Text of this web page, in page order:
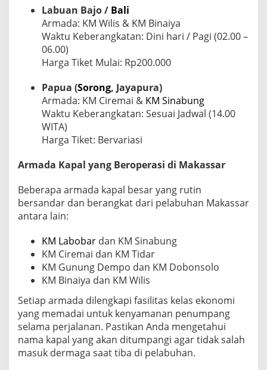
a
h
u
Labuan Bajo / Bali
Armada: KM Wilis & KM Binaiya
Waktu Keberangkatan: Dini hari / Pagi (02.00 –
06.00)
Harga Tiket Mulai: Rp200.000
Papua (Sorong, Jayapura)
Armada: KM Ciremai & KM Sinabung
Waktu Keberangkatan: Sesuai Jadwal (14.00
WITA)
Harga Tiket: Bervariasi
Armada Kapal yang Beroperasi di Makassar
Beberapa armada kapal besar yang rutin
bersandar dan berangkat dari pelabuhan Makassar
antara lain:
KM Labobar dan KM Sinabung
KM Ciremai dan KM Tidar
KM Gunung Dempo dan KM Dobonsolo
KM Binaiya dan KM Wilis
Setiap armada dilengkapi fasilitas kelas ekonomi
yang memadai untuk kenyamanan penumpang
selama perjalanan. Pastikan Anda mengetahui
nama kapal yang akan ditumpangi agar tidak salah
masuk dermaga saat tiba di pelabuhan.